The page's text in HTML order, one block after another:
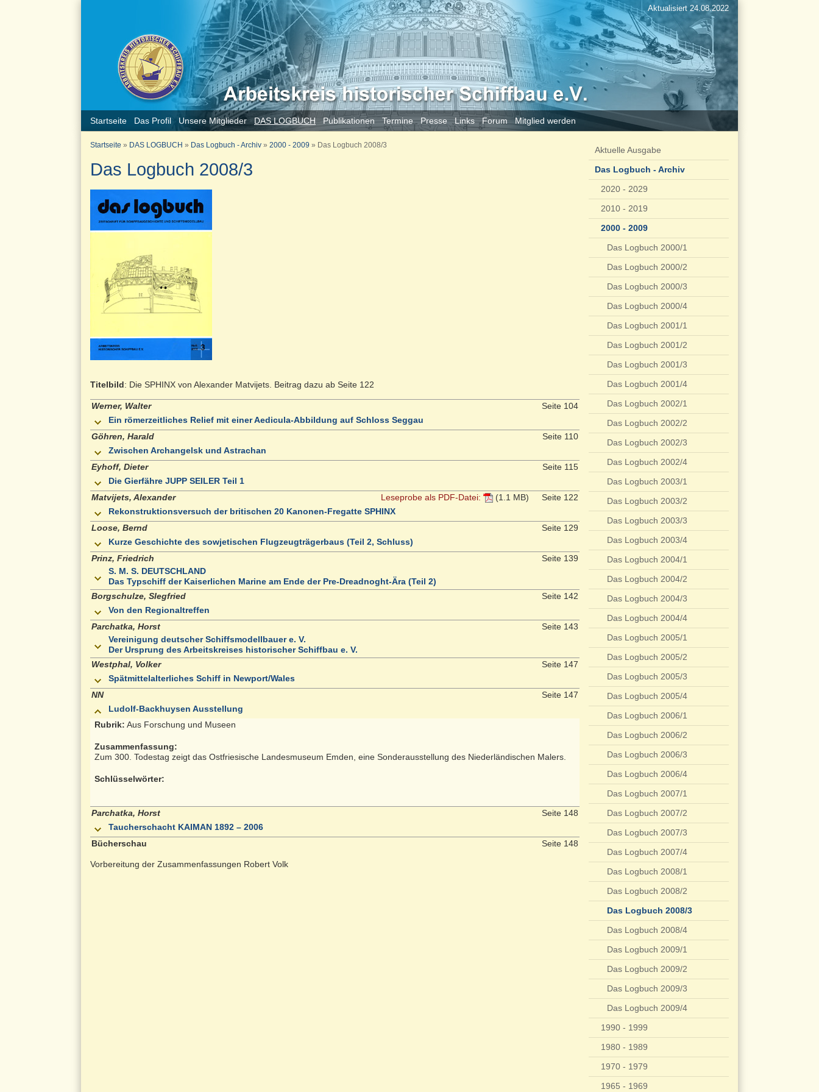
Startseite Das Profil Unsere Mitglieder DAS LOGBUCH Publikationen Termine Presse Links Forum Mitglied werden
Aktualisiert 24.08.2022
Startseite » DAS LOGBUCH » Das Logbuch - Archiv » 2000 - 2009 » Das Logbuch 2008/3
Das Logbuch 2008/3
Titelbild: Die SPHINX von Alexander Matvijets. Beitrag dazu ab Seite 122
Werner, Walter
Seite 104
Ein römerzeitliches Relief mit einer Aedicula-Abbildung auf Schloss Seggau
Göhren, Harald
Seite 110
Zwischen Archangelsk und Astrachan
Eyhoff, Dieter
Seite 115
Die Gierfähre JUPP SEILER Teil 1
Matvijets, Alexander
Leseprobe als PDF-Datei: (1.1 MB)
Seite 122
Rekonstruktionsversuch der britischen 20 Kanonen-Fregatte SPHINX
Loose, Bernd
Seite 129
Kurze Geschichte des sowjetischen Flugzeugträgerbaus (Teil 2, Schluss)
Prinz, Friedrich
Seite 139
S. M. S. DEUTSCHLAND
Das Typschiff der Kaiserlichen Marine am Ende der Pre-Dreadnoght-Ära (Teil 2)
Borgschulze, SIegfried
Seite 142
Von den Regionaltreffen
Parchatka, Horst
Seite 143
Vereinigung deutscher Schiffsmodellbauer e. V.
Der Ursprung des Arbeitskreises historischer Schiffbau e. V.
Westphal, Volker
Seite 147
Spätmittelalterliches Schiff in Newport/Wales
NN
Seite 147
Ludolf-Backhuysen Ausstellung
Rubrik: Aus Forschung und Museen
Zusammenfassung:
Zum 300. Todestag zeigt das Ostfriesische Landesmuseum Emden, eine Sonderausstellung des Niederländischen Malers.
Schlüsselwörter:
Parchatka, Horst
Seite 148
Taucherschacht KAIMAN 1892 – 2006
Bücherschau
Seite 148
Vorbereitung der Zusammenfassungen Robert Volk
Aktuelle Ausgabe
Das Logbuch - Archiv
2020 - 2029
2010 - 2019
2000 - 2009
Das Logbuch 2000/1
Das Logbuch 2000/2
Das Logbuch 2000/3
Das Logbuch 2000/4
Das Logbuch 2001/1
Das Logbuch 2001/2
Das Logbuch 2001/3
Das Logbuch 2001/4
Das Logbuch 2002/1
Das Logbuch 2002/2
Das Logbuch 2002/3
Das Logbuch 2002/4
Das Logbuch 2003/1
Das Logbuch 2003/2
Das Logbuch 2003/3
Das Logbuch 2003/4
Das Logbuch 2004/1
Das Logbuch 2004/2
Das Logbuch 2004/3
Das Logbuch 2004/4
Das Logbuch 2005/1
Das Logbuch 2005/2
Das Logbuch 2005/3
Das Logbuch 2005/4
Das Logbuch 2006/1
Das Logbuch 2006/2
Das Logbuch 2006/3
Das Logbuch 2006/4
Das Logbuch 2007/1
Das Logbuch 2007/2
Das Logbuch 2007/3
Das Logbuch 2007/4
Das Logbuch 2008/1
Das Logbuch 2008/2
Das Logbuch 2008/3
Das Logbuch 2008/4
Das Logbuch 2009/1
Das Logbuch 2009/2
Das Logbuch 2009/3
Das Logbuch 2009/4
1990 - 1999
1980 - 1989
1970 - 1979
1965 - 1969